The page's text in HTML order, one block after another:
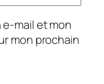
mail et mon
mon prochain